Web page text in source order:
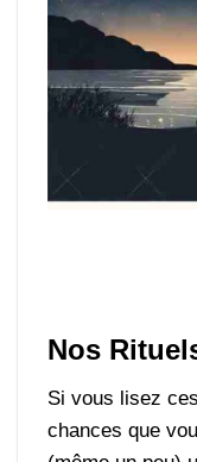
Nos
Si vous lisez
chances que